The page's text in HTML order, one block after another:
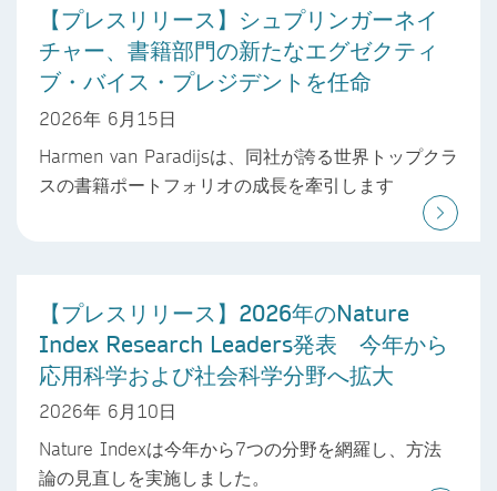
【プレスリリース】シュプリンガーネイ
チャー、書籍部門の新たなエグゼクティ
ブ・バイス・プレジデントを任命
2026年 6月15日
Harmen van Paradijsは、同社が誇る世界トップクラ
スの書籍ポートフォリオの成長を牽引します
【プレスリリース】2026年のNature
Index Research Leaders発表 今年から
応用科学および社会科学分野へ拡大
2026年 6月10日
Nature Indexは今年から7つの分野を網羅し、方法
論の見直しを実施しました。